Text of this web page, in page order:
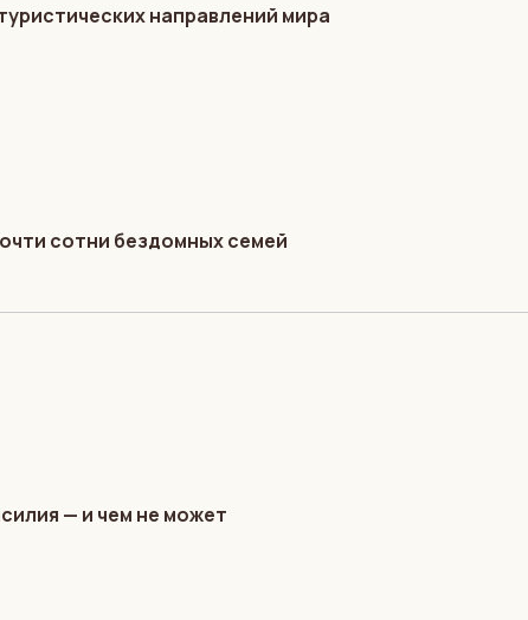
направлений мира
сотни бездомных семей
— и чем не может